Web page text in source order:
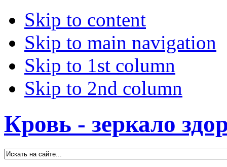
Skip to content
Skip to main navigation
Skip to 1st column
Skip to 2nd column
Кровь - зеркало